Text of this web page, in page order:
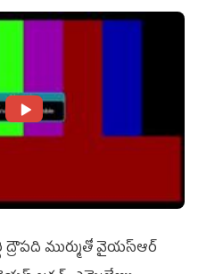
ద్రౌప‌ది ముర్ముతో వైయ‌స్ఆర్